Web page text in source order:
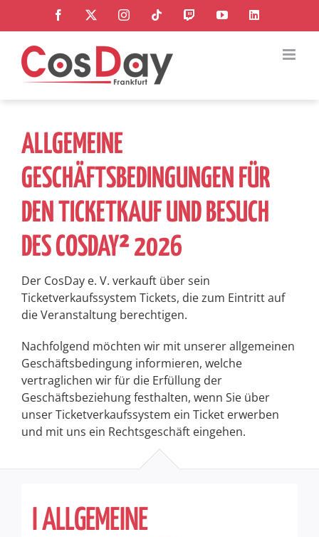
springen
Facebook InstagramTiktok TwitchYouTubeLinkedIn
ALLGEMEINE
GESCHÄFTSBEDINGUNGEN FÜR
DEN TICKETKAUF UND BESUCH
DES COSDAY² 2026
Der CosDay e. V. verkauft über sein
Ticketverkaufssystem Tickets, die zum Eintritt auf
die Veranstaltung berechtigen.
Nachfolgend möchten wir mit unserer allgemeinen
Geschäftsbedingung informieren, welche
vertraglichen wir für die Erfüllung der
Geschäftsbeziehung festhalten, wenn Sie über
unser Ticketverkaufssystem ein Ticket erwerben
und mit uns ein Rechtsgeschäft eingehen.
I ALLGEMEINE